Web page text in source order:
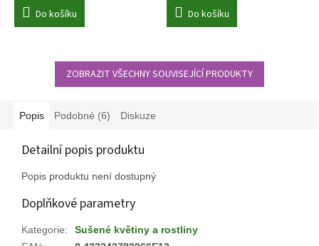
Do košíku Do košíku
ZOBRAZIT VŠECHNY SOUVISEJÍCÍ PRODUKTY
Popis Podobné (6) Diskuze
Detailní popis produktu
Popis produktu není dostupný
Doplňkové parametry
Kategorie:
Sušené květiny a rostliny